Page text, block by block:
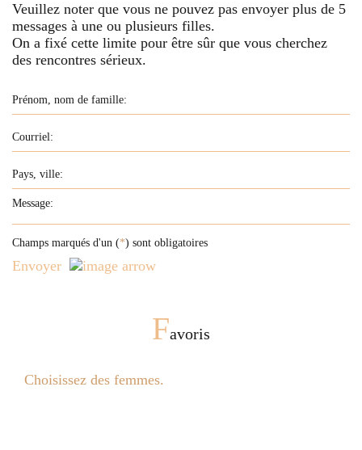
Veuillez noter que vous ne pouvez pas envoyer plus de 5
messages à une ou plusieurs filles.
On a fixé cette limite pour être sûr que vous cherchez
des rencontres sérieux.
Champs marqués d'un (*) sont obligatoires
Envoyer
Favoris
Choisissez des femmes.